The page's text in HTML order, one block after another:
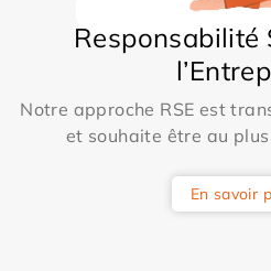
Responsabilité
Notre approche RSE est
et souhaite être au
En savoir